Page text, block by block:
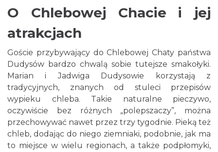
O Chlebowej Chacie i jej
atrakcjach
Goście przybywający do Chlebowej Chaty państwa
Dudysów bardzo chwalą sobie tutejsze smakołyki.
Marian i Jadwiga Dudysowie korzystają z
tradycyjnych, znanych od stuleci przepisów
wypieku chleba. Takie naturalne pieczywo,
oczywiście bez różnych „polepszaczy”, można
przechowywać nawet przez trzy tygodnie. Pieką też
chleb, dodając do niego ziemniaki, podobnie, jak ma
to miejsce w wielu regionach, a także podpłomyki,